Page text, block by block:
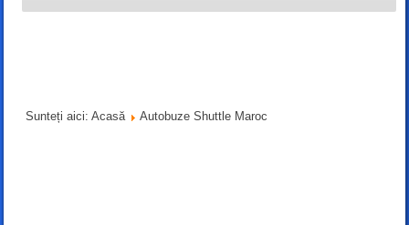
Sunteți aici:Acasă Autobuze Shuttle Maroc